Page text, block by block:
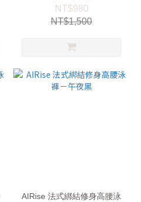
NT$980
NT$1,500
AIRise 法式綁結修身高腰泳